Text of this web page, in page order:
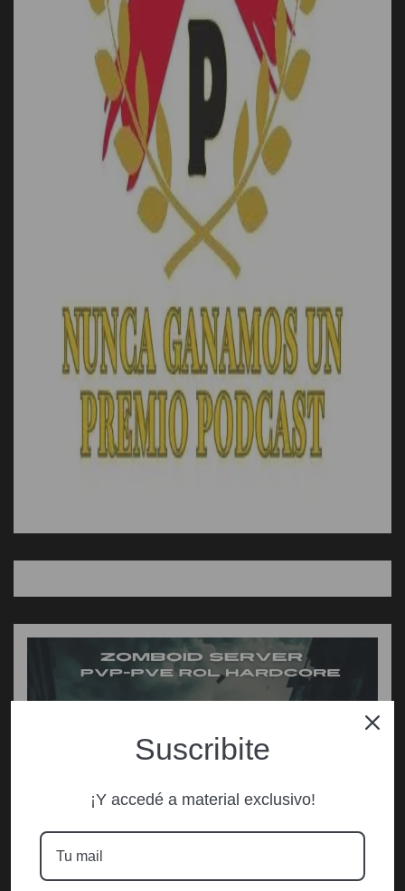
Suscribite
¡Y accedé a material exclusivo!